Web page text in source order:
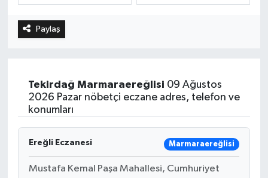
Paylaş
Tekirdağ Marmaraereğlisi 09 Ağustos
2026 Pazar nöbetçi eczane adres, telefon ve
konumları
Ereğli Eczanesi Marmaraereğlisi
Mustafa Kemal Paşa Mahallesi, Cumhuriyet
Teknoloji
Sağlık
Tüm Manşetler
Son Dakika Haberleri